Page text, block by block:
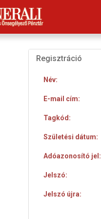
Regisztráció
Név:
E-mail cím:
Tagkód:
Születési dátum:
Adóazonosító jel:
Jelszó:
Jelszó újra: